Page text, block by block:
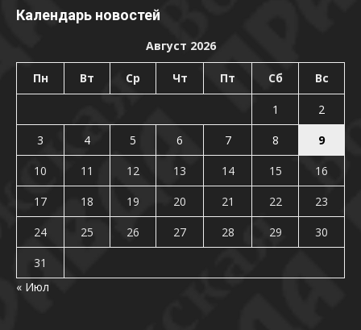
Календарь новостей
Август 2026
Пн Вт Ср Чт Пт Сб Вс
1
2
3
4 5 6 7 8
9
10
11 12 13 14 15
16
17
18 19 20 21 22
23
24
25 26 27 28 29
30
31
« Июл